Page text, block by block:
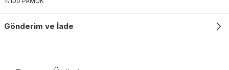
Gönderim ve İade